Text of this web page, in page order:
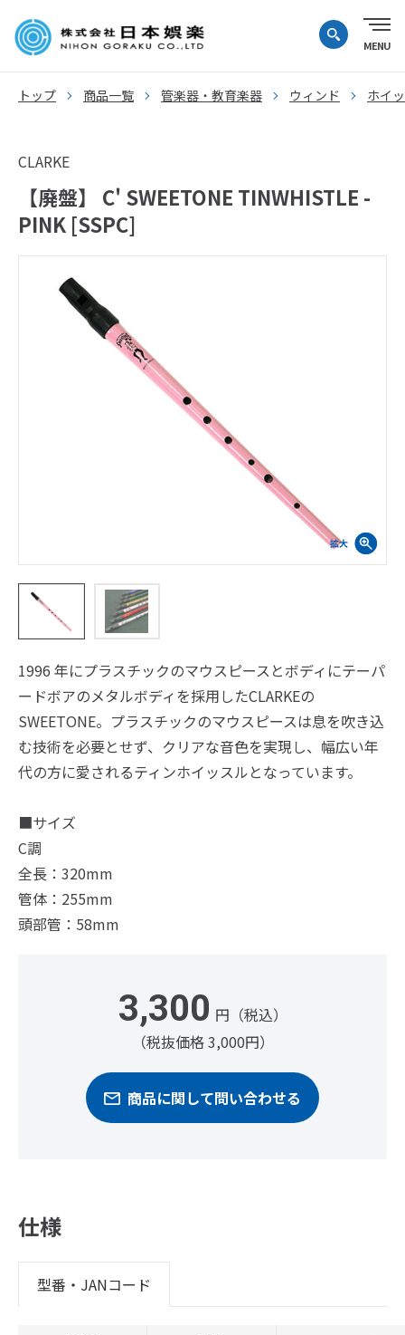
トップ 商品一覧 管楽器・教育楽器 ウィンド ホイ
CLARKE
【廃盤】 C' SWEETONE TINWHISTLE -
PINK [SSPC]
1996 年にプラスチックのマウスピースとボディにテーパ
ードボアのメタルボディを採用したCLARKEの
SWEETONE。プラスチックのマウスピースは息を吹き込
む技術を必要とせず、クリアな音色を実現し、幅広い年
代の方に愛されるティンホイッスルとなっています。
■サイズ
C調
全長：320mm
管体：255mm
頭部管：58mm
3,300 円（税込）
（税抜価格 3,000円）
商品に関して問い合わせる
仕様
型番・JANコード